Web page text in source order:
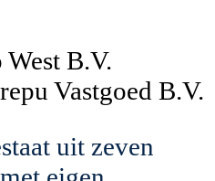
West B.V.
Vastgoed B.V.
uit zeven